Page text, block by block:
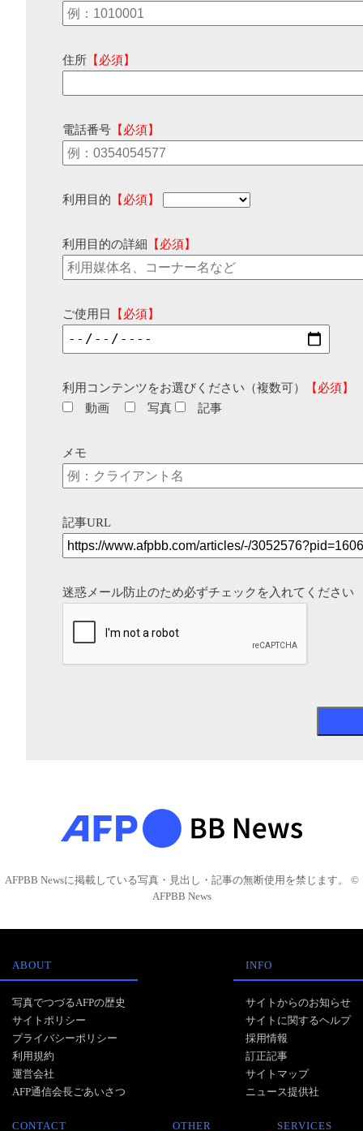
住所 【必須】
電話番号 【必須】
利用目的 【必須】
利用目的の詳細 【必須】
ご使用日 【必須】
利用コンテンツをお選びください（複数可）
【必須】
動画
写真 記事
メモ
記事URL
迷惑メール防止のため必ずチェックを入れてください
AFPBB Newsに掲載している写真・見出し・記事の無断使用を禁じます。 ©
AFPBB News
ABOUT
写真でつづるAFPの歴史
サイトポリシー
プライバシーポリシー
利用規約
運営会社
AFP通信会長ごあいさつ
INFO
サイトからのお知らせ
サイトに関するヘルプ
採用情報
訂正記事
サイトマップ
ニュース提供社
CONTACT OTHER SERVICES